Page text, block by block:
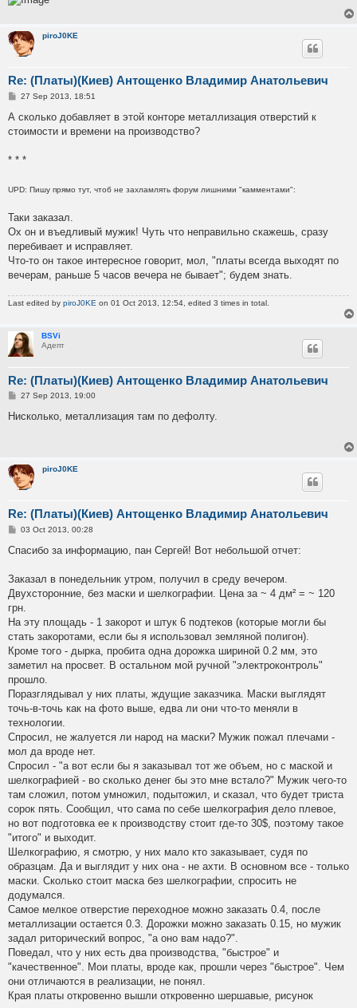
piroJ0KE
Re: (Платы)(Киев) Антощенко Владимир Анатольевич
P
s
27 Sep 2013, 18:51
А сколько добавляет в этой конторе металлизация отверстий к
стоимости и времени на производство?
* * *
UPD: Пишу прямо тут, чтоб не захламлять форум лишними "камментами":
Таки заказал.
Ох он и въедливый мужик! Чуть что неправильно скажешь, сразу
перебивает и исправляет.
Что-то он такое интересное говорит, мол, "платы всегда выходят по
вечерам, раньше 5 часов вечера не бывает"; будем знать.
Last edited by piroJ0KE on 01 Oct 2013, 12:54, edited 3 times in total.
BSVi
Адепт
Re: (Платы)(Киев) Антощенко Владимир Анатольевич
P
s
27 Sep 2013, 19:00
Нисколько, металлизация там по дефолту.
piroJ0KE
Re: (Платы)(Киев) Антощенко Владимир Анатольевич
P
s
03 Oct 2013, 00:28
Спасибо за информацию, пан Сергей! Вот небольшой отчет:
Заказал в понедельник утром, получил в среду вечером.
Двухсторонние, без маски и шелкографии. Цена за ~ 4 дм² = ~ 120
грн.
На эту площадь - 1 закорот и штук 6 подтеков (которые могли бы
стать закоротами, если бы я использовал земляной полигон).
Кроме того - дырка, пробита одна дорожка шириной 0.2 мм, это
заметил на просвет. В остальном мой ручной "электроконтроль"
прошло.
Поразглядывал у них платы, ждущие заказчика. Маски выглядят
точь-в-точь как на фото выше, едва ли они что-то меняли в
технологии.
Спросил, не жалуется ли народ на маски? Мужик пожал плечами -
мол да вроде нет.
Спросил - "а вот если бы я заказывал тот же объем, но с маской и
шелкографией - во сколько денег бы это мне встало?" Мужик чего-то
там сложил, потом умножил, подытожил, и сказал, что будет триста
сорок пять. Сообщил, что сама по себе шелкография дело плевое,
но вот подготовка ее к производству стоит где-то 30$, поэтому такое
"итого" и выходит.
Шелкографию, я смотрю, у них мало кто заказывает, судя по
образцам. Да и выглядит у них она - не ахти. В основном все - только
маски. Сколько стоит маска без шелкографии, спросить не
додумался.
Самое мелкое отверстие переходное можно заказать 0.4, после
металлизации остается 0.3. Дорожки можно заказать 0.15, но мужик
задал риторический вопрос, "а оно вам надо?".
Поведал, что у них есть два производства, "быстрое" и
"качественное". Мои платы, вроде как, прошли через "быстрое". Чем
они отличаются в реализации, не понял.
Края платы откровенно вышли откровенно шершавые, рисунок